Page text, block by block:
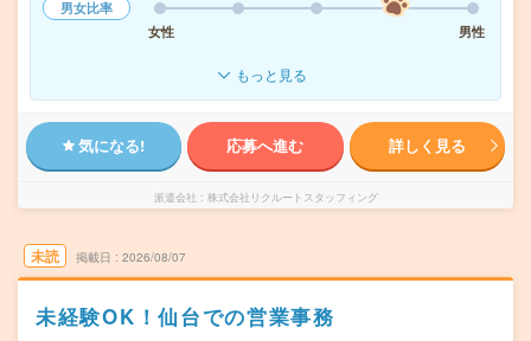
男女比率
女性
男性
もっと見る
気になる! 応募へ進む 詳しく見る
派遣会社 株式会社リクルートスタッフィング
未読 掲載日 2026/08/07
未経験OK！仙台での営業事務